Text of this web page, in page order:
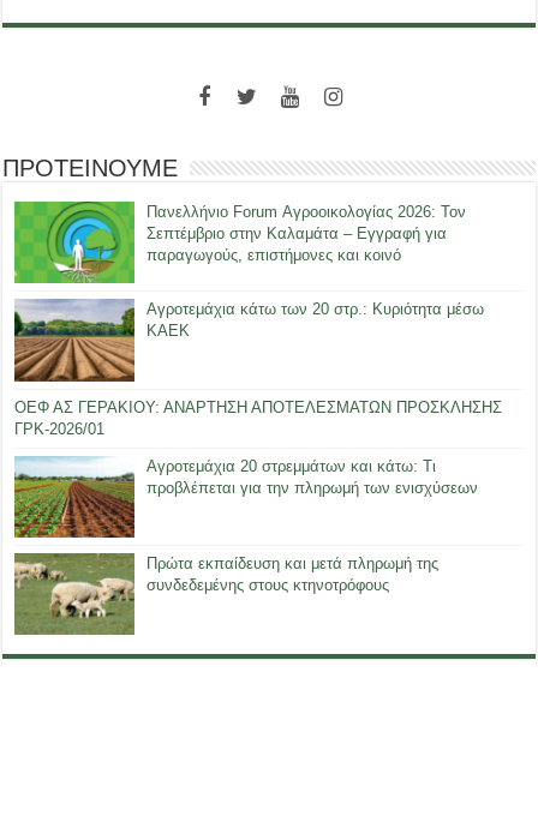
ΠΡΟΤΕΙΝΟΥΜΕ
Πανελλήνιο Forum Αγροοικολογίας 2026: Τον
Σεπτέμβριο στην Καλαμάτα – Εγγραφή για
παραγωγούς, επιστήμονες και κοινό
Αγροτεμάχια κάτω των 20 στρ.: Κυριότητα μέσω
ΚΑΕΚ
ΟΕΦ ΑΣ ΓΕΡΑΚΙΟΥ: ΑΝΑΡΤΗΣΗ ΑΠΟΤΕΛΕΣΜΑΤΩΝ ΠΡΟΣΚΛΗΣΗΣ
ΓΡΚ-2026/01
Αγροτεμάχια 20 στρεμμάτων και κάτω: Τι
προβλέπεται για την πληρωμή των ενισχύσεων
Πρώτα εκπαίδευση και μετά πληρωμή της
συνδεδεμένης στους κτηνοτρόφους